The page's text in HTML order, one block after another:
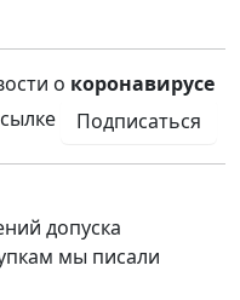
о коронавирусе
Подписаться
допуска
мы писали